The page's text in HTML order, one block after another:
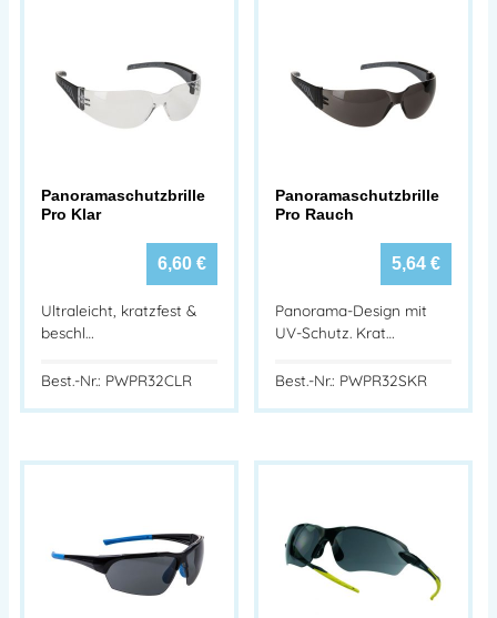
Panoramaschutzbrille
Pro Klar
6,60 €
Ultraleicht, kratzfest &
beschl…
Best.-Nr.: PWPR32CLR
Panoramaschutzbrille
Pro Rauch
5,64 €
Panorama-Design mit
UV-Schutz. Krat…
Best.-Nr.: PWPR32SKR